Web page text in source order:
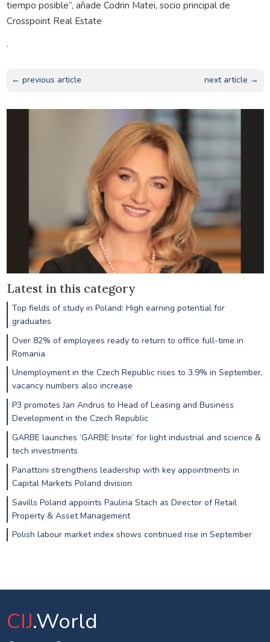
tiempo posible”, añade Codrin Matei, socio principal de
Crosspoint Real Estate
.
← previous article next article →
Latest in this category
Top fields of study in Poland: High earning potential for
graduates
Over 82% of employees ready to return to office full-time in
Romania
Unemployment in the Czech Republic rises to 3.9% in September,
vacancy numbers also increase
P3 promotes Jan Andrus to Head of Leasing and Business
Development in the Czech Republic
GARBE launches ‘GARBE Insite’ for light industrial and science &
tech investments
Panattoni strengthens leadership with key appointments in
Capital Markets Poland division
Savills Poland appoints Paulina Stach as Director of Retail
Property & Asset Management
Polish labour market index shows continued rise in September
CIJ.World